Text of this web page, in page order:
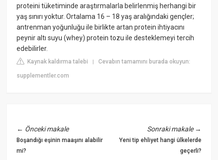
proteini tüketiminde araştırmalarla belirlenmiş herhangi bir
yaş sınırı yoktur. Ortalama 16 – 18 yaş aralığındaki gençler;
antrenman yoğunluğu ile birlikte artan protein ihtiyacını
peynir altı suyu (whey) protein tozu ile desteklemeyi tercih
edebilirler.
Kaynak kaldırma talebi |Cevabın tamamını burada okuyun:
supplementler.com
← Önceki makale
Boşandığı eşinin maaşını alabilir
mi?
Sonraki makale→
Yeni tip ehliyet hangi ülkelerde
geçerli?